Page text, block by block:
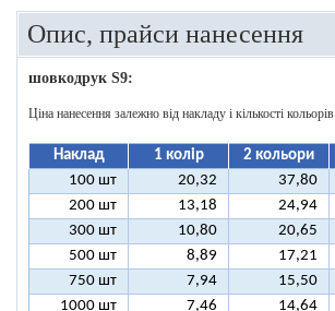
Опис, прайси нанесення
шовкодрук S9:
Ціна нанесення залежно від накладу і кількості кольорів
Наклад 1 колір 2 кольори
100 шт
20,32 37,80
200 шт
13,18 24,94
300 шт
10,80 20,65
500 шт
8,89 17,21
750 шт
7,94 15,50
1000 шт
7,46 14,64